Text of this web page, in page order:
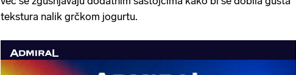
tekstura nalik grčkom jogurtu.